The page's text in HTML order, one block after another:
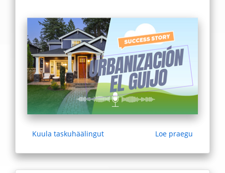
Kuula taskuhäälingut Loe praegu